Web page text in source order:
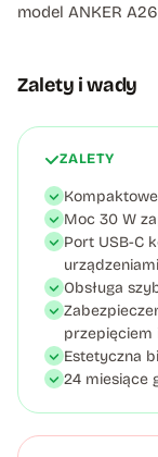
model ANKER
Zalety i wady
ZALETY
Moc 30 W
Port USB-C
urządzeniami
Obsługa
przepięciem
Estetyczna
24 miesiące